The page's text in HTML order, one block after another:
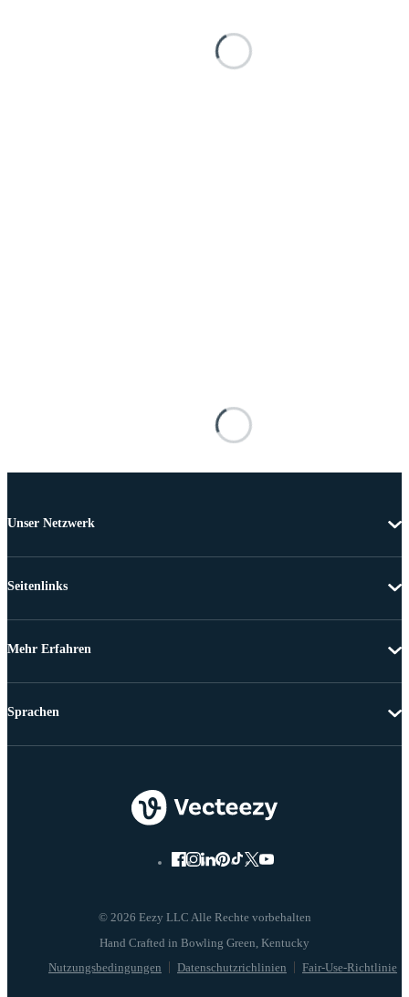
Unser Netzwerk
Seitenlinks
Mehr Erfahren
© 2026 Eezy LLC Alle Rechte vorbehalten
Nutzungsbedingungen Datenschutzrichlinien Fair-Use-Richtlinie
Sprachen